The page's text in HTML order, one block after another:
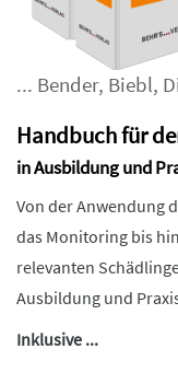
... Bender, Biebl,
Handbuch für
in Ausbildung und
Von der Anwendung
das Monitoring bis
relevanten
Ausbildung und
Inklusive ...